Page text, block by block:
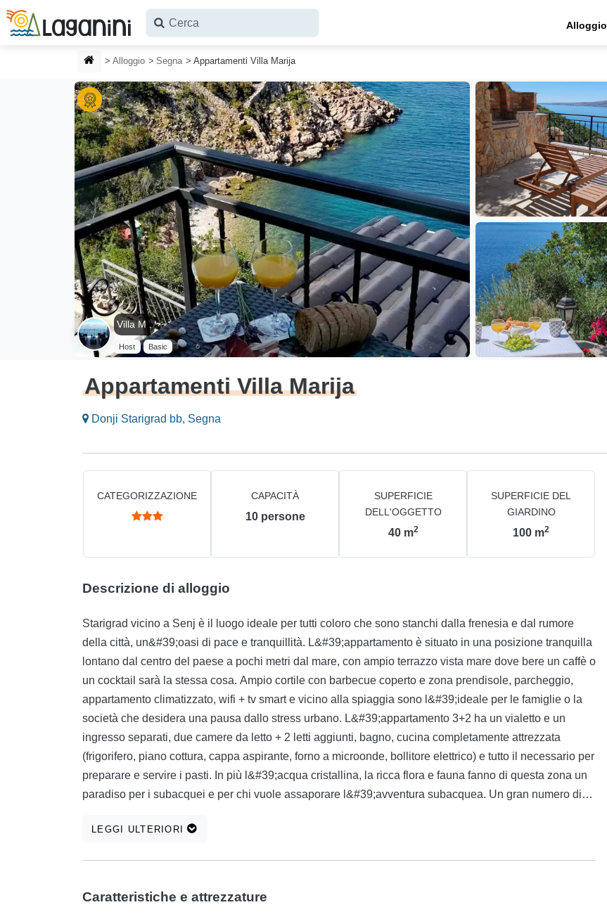
Vai al contenuto principale
Alloggio
HOMEPAGE
Alloggio Segna Appartamenti Villa Marija
Villa M .
Host Basic
Appartamenti Villa Marija
Donji Starigrad bb, Segna
CATEGORIZZAZIONE CAPACITÀ
10 persone
SUPERFICIE
DELL'OGGETTO
40 m2
SUPERFICIE DEL
GIARDINO
100 m2
Descrizione di alloggio
Starigrad vicino a Senj è il luogo ideale per tutti coloro che sono stanchi dalla frenesia e dal rumore
della città, un&#39;oasi di pace e tranquillità. L&#39;appartamento è situato in una posizione tranquilla
lontano dal centro del paese a pochi metri dal mare, con ampio terrazzo vista mare dove bere un caffè o
un cocktail sarà la stessa cosa. Ampio cortile con barbecue coperto e zona prendisole, parcheggio,
appartamento climatizzato, wifi + tv smart e vicino alla spiaggia sono l&#39;ideale per le famiglie o la
società che desidera una pausa dallo stress urbano. L&#39;appartamento 3+2 ha un vialetto e un
ingresso separati, due camere da letto + 2 letti aggiunti, bagno, cucina completamente attrezzata
(frigorifero, piano cottura, cappa aspirante, forno a microonde, bollitore elettrico) e tutto il necessario per
preparare e servire i pasti. In più l&#39;acqua cristallina, la ricca flora e fauna fanno di questa zona un
paradiso per i subacquei e per chi vuole assaporare l&#39;avventura subacquea. Un gran numero di
vacanza attiva, dove guardi, vedrai scene di bellezza naturale o resti del passato che puoi esplorare
LEGGI ULTERIORI
Caratteristiche e attrezzature